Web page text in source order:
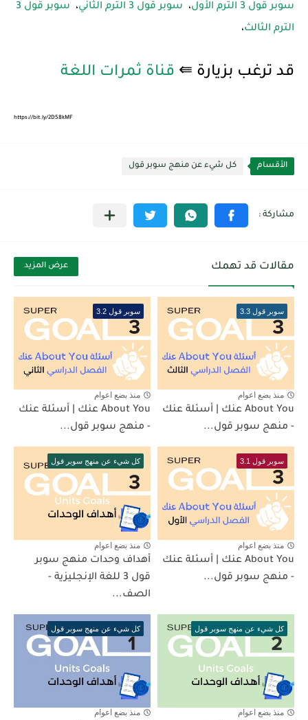
سوبر قول 3 الترم الأول
، سوبر قول 3 الترم الثاني ،
سوبر قول 3
الترم الثالث،
قد ترغب بزيارة ⇚ قناة ثمرات اللغة
https://bit.ly/2D58kMF
الأقسام كل شيء عن منهج سوبر قول
مقالات قد تهمك عرض المزيد
سوبر قول 3.3
منذ بضع اعوام
About You عنك | أسئلة عنك
- منهج سوبر قول...
سوبر قول 3.2
منذ بضع اعوام
About You عنك | أسئلة عنك
- منهج سوبر قول...
سوبر قول 3.1
منذ بضع اعوام
About You عنك | أسئلة عنك
- منهج سوبر قول...
كل شيء عن منهج سوبر قول
منذ بضع اعوام
أهداف وحدات منهج سوبر
قول 3 للغة الإنجليزية -
الصف...
كل شيء عن منهج سوبر قول
منذ بضع اعوام
كل شيء عن منهج سوبر قول
منذ بضع اعوام